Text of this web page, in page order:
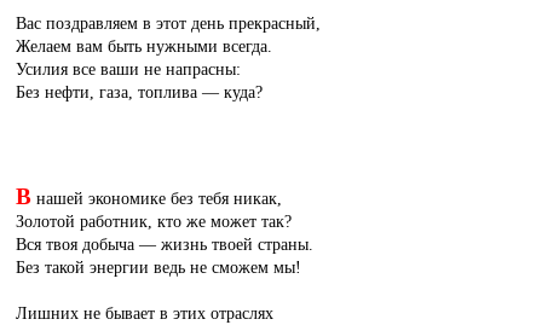
Вас поздравляем в этот день прекрасный,
Желаем вам быть нужными всегда.
Усилия все ваши не напрасны:
Без нефти, газа, топлива — куда?
Внашей экономике без тебя никак,
Золотой работник, кто же может так?
Вся твоя добыча — жизнь твоей страны.
Без такой энергии ведь не сможем мы!
Лишних не бывает в этих отраслях